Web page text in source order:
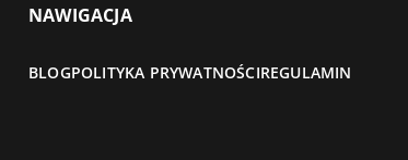
NAWIGACJA
BLOGPOLITYKA PRYWATNOŚCIREGULAMIN